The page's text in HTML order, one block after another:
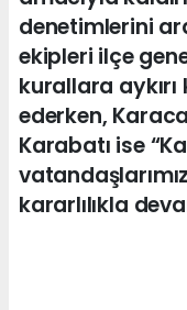
denetimlerini
ekipleri ilçe
kurallara
ederken,
Karabatı ise
kararlılıkla